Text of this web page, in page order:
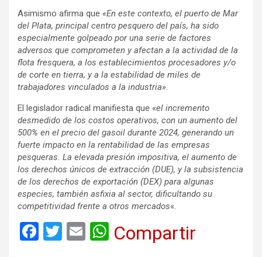
Asimismo afirma que «En este contexto, el puerto de Mar
del Plata, principal centro pesquero del país, ha sido
especialmente golpeado por una serie de factores
adversos que comprometen y afectan a la actividad de la
flota fresquera, a los establecimientos procesadores y/o
de corte en tierra, y a la estabilidad de miles de
trabajadores vinculados a la industria».
El legislador radical manifiesta que «el incremento
desmedido de los costos operativos, con un aumento del
500% en el precio del gasoil durante 2024, generando un
fuerte impacto en la rentabilidad de las empresas
pesqueras. La elevada presión impositiva, el aumento de
los derechos únicos de extracción (DUE), y la subsistencia
de los derechos de exportación (DEX) para algunas
especies, también asfixia al sector, dificultando su
competitividad frente a otros mercados«.
F
T
E
W
Compartir